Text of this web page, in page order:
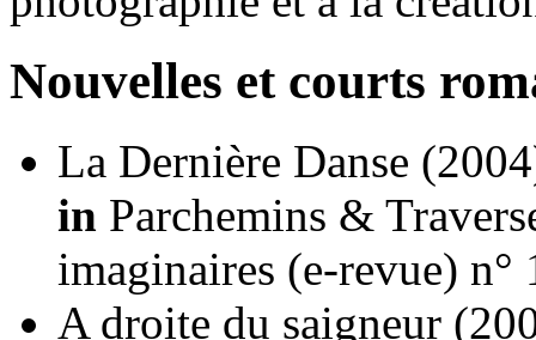
Nouvelles et courts
La Dernière Danse
in Parchemins &
imaginaires (e-revue) n°
A droite du saigneur